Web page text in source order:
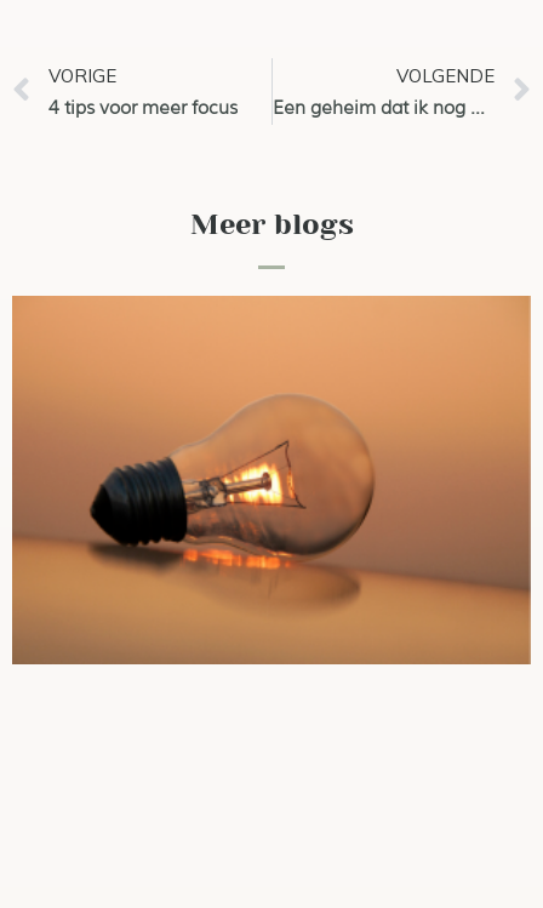
VORIGE
4 tips voor meer focus
VOLGENDE
Een geheim dat ik nog niet eerder heb gedeeld..
Meer blogs